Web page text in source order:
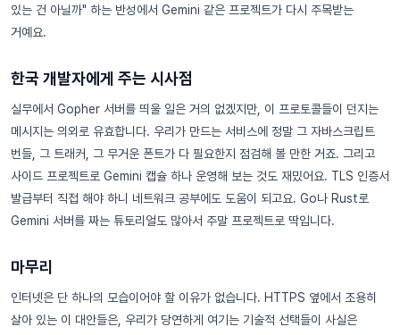
있는 건 아닐까" 하는 반성에서 Gemini 같은 프로젝트가 다시 주목받는
거예요.
한국 개발자에게 주는 시사점
실무에서 Gopher 서버를 띄울 일은 거의 없겠지만, 이 프로토콜들이 던지는
메시지는 의외로 유효합니다. 우리가 만드는 서비스에 정말 그 자바스크립트
번들, 그 트래커, 그 무거운 폰트가 다 필요한지 점검해 볼 만한 거죠. 그리고
사이드 프로젝트로 Gemini 캡슐 하나 운영해 보는 것도 재밌어요. TLS 인증서
발급부터 직접 해야 하니 네트워크 공부에도 도움이 되고요. Go나 Rust로
Gemini 서버를 짜는 튜토리얼도 많아서 주말 프로젝트로 딱입니다.
마무리
인터넷은 단 하나의 모습이어야 할 이유가 없습니다. HTTPS 옆에서 조용히
살아 있는 이 대안들은, 우리가 당연하게 여기는 기술적 선택들이 사실은